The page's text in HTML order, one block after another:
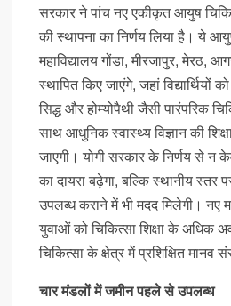
सरकार ने पांच नए एकीकृत आयुष
की स्थापना का निर्णय लिया है। ये
महाविद्यालय गोंडा, मीरजापुर, मेरठ,
स्थापित किए जाएंगे, जहां विद्यार्थियों
सिद्ध और होम्योपैथी जैसी पारंपरिक
साथ आधुनिक स्वास्थ्य विज्ञान की
जाएगी। योगी सरकार के निर्णय से न
का दायरा बढ़ेगा, बल्कि स्थानीय स्तर
उपलब्ध कराने में भी मदद मिलेगी। नए
युवाओं को चिकित्सा शिक्षा के अधिक
चिकित्सा के क्षेत्र में प्रशिक्षित मानव
चार मंडलों में जमीन पहले से उपलब्ध